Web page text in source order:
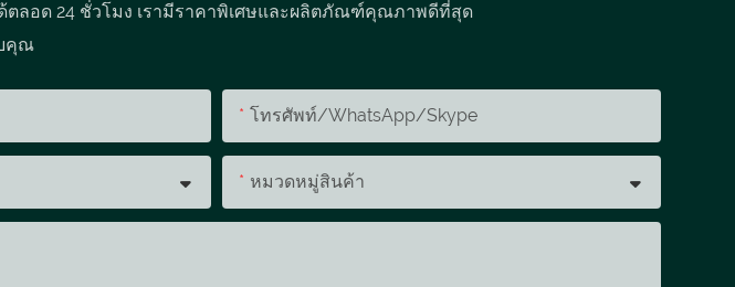
ลอด 24 ชั่วโมง เรามีราคาพิเศษและผลิตภัณฑ์คุณภาพดีที่สุด
คุณ
โทรศัพท์/WhatsApp/Skype
หมวดหมู่สินค้า